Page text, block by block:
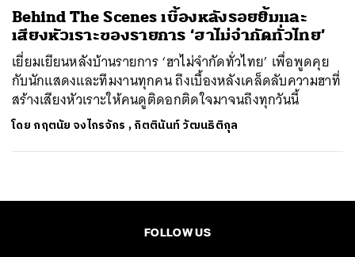
Behind The Scenes เบื้องหลังรอยยิ้มและ
เสียงหัวเราะของรายการ ‘ฮาไม่จำกัดทั่วไทย’
เยี่ยมเยียนหลังบ้านรายการ ‘ฮาไม่จำกัดทั่วไทย’ เพื่อพูดคุย
กับนักแสดงและทีมงานทุกคน ถึงเบื้องหลังเคล็ดลับความฮาที่
สร้างเสียงหัวเราะให้คนดูติดอกติดใจมาจนถึงทุกวันนี้
โดย กฤตนัย จงไกรจักร ,กิตตินันท์ วัฒนธิติกุล
FOLLOW US